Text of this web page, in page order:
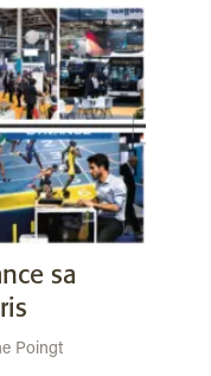
sa
Poingt